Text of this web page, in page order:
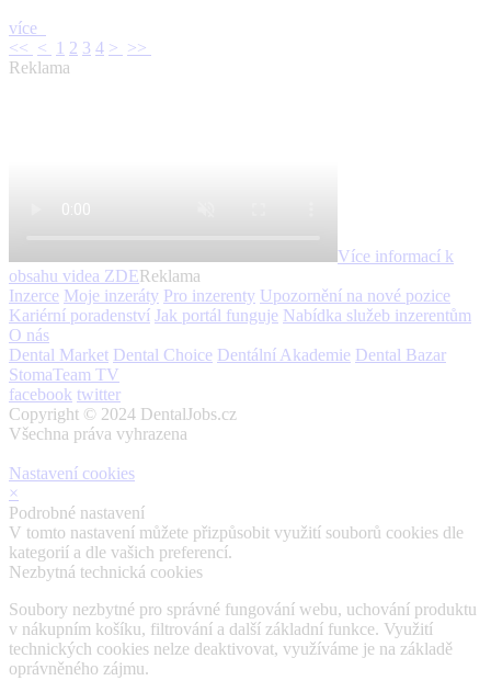
více
<< < 1 2 3 4 > >>
Reklama
Více informací k
obsahu videa ZDEReklama
Inzerce Moje inzeráty Pro inzerenty Upozornění na nové pozice
Kariérní poradenství Jak portál funguje Nabídka služeb inzerentům
O nás
Dental Market Dental Choice Dentální Akademie Dental Bazar
StomaTeam TV
facebook twitter
Copyright © 2024 DentalJobs.cz
Všechna práva vyhrazena
Nastavení cookies
×
Podrobné nastavení
V tomto nastavení můžete přizpůsobit využití souborů cookies dle
kategorií a dle vašich preferencí.
Nezbytná technická cookies
Soubory nezbytné pro správné fungování webu, uchování produktu
v nákupním košíku, filtrování a další základní funkce. Využití
technických cookies nelze deaktivovat, využíváme je na základě
oprávněného zájmu.